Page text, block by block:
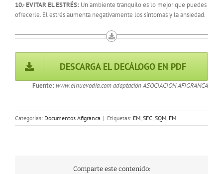
10.- EVITAR EL ESTRÉS: Un ambiente tranquilo es lo mejor que puedes
ofrecerle. El estrés aumenta negativamente los síntomas y la ansiedad.
DESCARGA EL DECÁLOGO EN PDF
Fuente: www.elnuevodía.com adaptación ASOCIACION AFIGRANCA
Categorías: Documentos Afigranca | Etiquetas: EM SFC SQM FM
Comparte este contenido: